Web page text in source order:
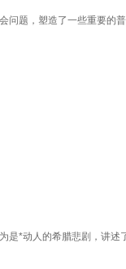
题，塑造了一些重要
*动人的希腊悲剧，讲